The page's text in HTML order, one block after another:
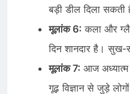
बड़ी डील दिला सकती
मूलांक 6: कला और
दिन शानदार है। सुख-
मूलांक 7: आज अध्यात्म
गूढ़ विज्ञान से जुड़े